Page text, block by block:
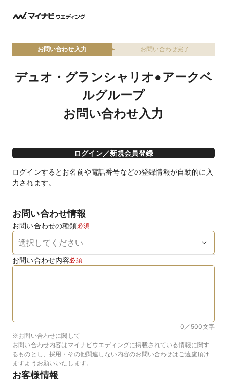
お問い合わせ入力 お問い合わせ完了
デュオ・グランシャリオ●アークベ
ルグループ
お問い合わせ入力
ログイン／新規会員登録
ログインするとお名前や電話番号などの登録情報が自動的に入
力されます。
お問い合わせ情報
お問い合わせの種類必須
お問い合わせ内容必須
0／500文字
※お問い合わせに関して
お問い合わせ内容はマイナビウエディングに掲載されている情報に関す
るものとし、採用・その他関連しない内容のお問い合わせはご遠慮頂け
ますようお願いいたします。
お客様情報